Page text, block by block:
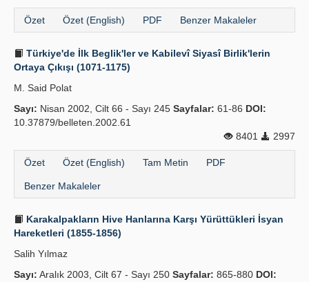
Özet Özet (English) PDF Benzer Makaleler
Türkiye'de İlk Beglik'ler ve Kabilevî Siyasî Birlik'lerin
Ortaya Çıkışı (1071-1175)
M. Said Polat
Sayı: Nisan 2002, Cilt 66 - Sayı 245 Sayfalar: 61-86 DOI:
10.37879/belleten.2002.61
8401
2997
Özet Özet (English) Tam Metin PDF
Benzer Makaleler
Karakalpakların Hive Hanlarına Karşı Yürüttükleri İsyan
Hareketleri (1855-1856)
Salih Yılmaz
Sayı: Aralık 2003, Cilt 67 - Sayı 250 Sayfalar: 865-880 DOI: